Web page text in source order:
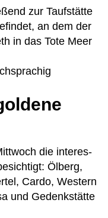
zur Tauf­stätte
an dem der
in das Tote Meer
die inter­es­
Ölberg,
Cardo, Wes­tern
und Gedenk­stätte